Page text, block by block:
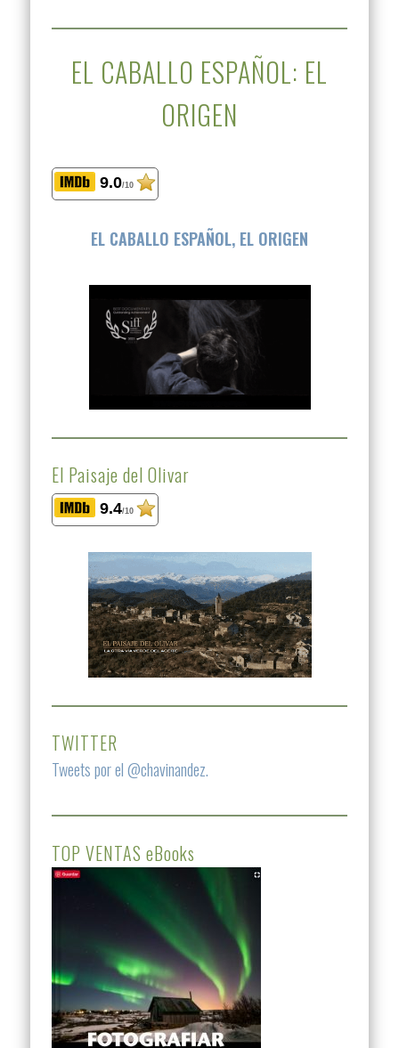
EL CABALLO ESPAÑOL: EL
ORIGEN
9.0/10
EL CABALLO ESPAÑOL, EL ORIGEN
El Paisaje del Olivar
9.4/10
TWITTER
Tweets por el @chavinandez.
TOP VENTAS eBooks